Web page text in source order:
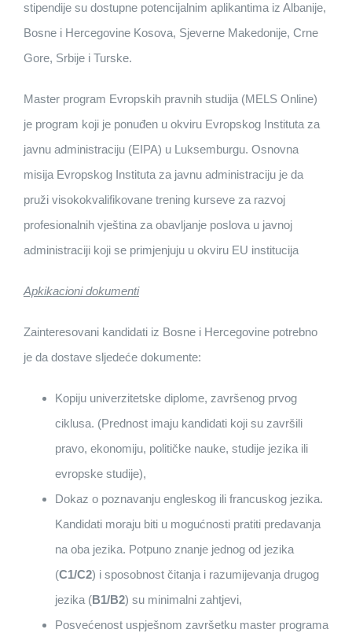
stipendije su dostupne potencijalnim aplikantima iz Albanije,
Bosne i Hercegovine Kosova, Sjeverne Makedonije, Crne
Gore, Srbije i Turske.
Master program Evropskih pravnih studija (MELS Online)
je program koji je ponuđen u okviru Evropskog Instituta za
javnu administraciju (EIPA) u Luksemburgu. Osnovna
misija Evropskog Instituta za javnu administraciju je da
pruži visokokvalifikovane trening kurseve za razvoj
profesionalnih vještina za obavljanje poslova u javnoj
administraciji koji se primjenjuju u okviru EU institucija
Apkikacioni dokumenti
Zainteresovani kandidati iz Bosne i Hercegovine potrebno
je da dostave sljedeće dokumente:
Kopiju univerzitetske diplome, završenog prvog
ciklusa. (Prednost imaju kandidati koji su završili
pravo, ekonomiju, političke nauke, studije jezika ili
evropske studije),
Dokaz o poznavanju engleskog ili francuskog jezika.
Kandidati moraju biti u mogućnosti pratiti predavanja
na oba jezika. Potpuno znanje jednog od jezika
(C1/C2) i sposobnost čitanja i razumijevanja drugog
jezika (B1/B2) su minimalni zahtjevi,
Posvećenost uspješnom završetku master programa